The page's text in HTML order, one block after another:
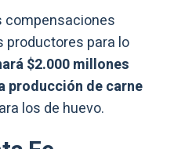
compensaciones
productores para lo
$2.000 millones
producción de carne
los de huevo.